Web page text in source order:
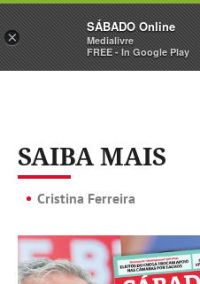
Sábado
SAIBA MAIS
Cristina Ferreira
×
SÁBADO Online
Medialivre
FREE - In Google Play